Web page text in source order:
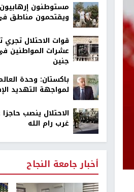
مستوطنون
ويقتحمون مناطق
قوات الاحتلال
عشرات المواطنين
جنين
باكستان: وحدة
لمواجهة التهديد
الاحتلال ينصب
غرب رام الله
أخبار جامعة النجاح